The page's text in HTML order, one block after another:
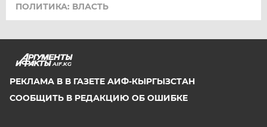
ПОЛИТИКА: ВЛАСТЬ
AIF.KG
РЕКЛАМА В В ГАЗЕТЕ АИФ-КЫРГЫЗСТАН
СООБЩИТЬ В РЕДАКЦИЮ ОБ ОШИБКЕ